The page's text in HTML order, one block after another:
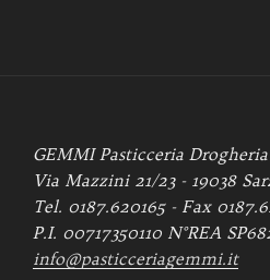
GEMMI Pasticceria
Via Mazzini 21/23 - 19038
Tel. 0187.620165 - Fax
P.I. 00717350110 N°REA
info@pasticceriagemmi.it